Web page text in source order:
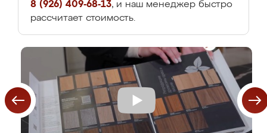
8 (926) 409-68-13, и наш менеджер быстро
рассчитает стоимость.